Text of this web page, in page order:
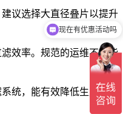
议选择大直径叠片以提升
效率。规范的运维不仅能
统，能有效降低生产风
可以介绍下你们的产品么
现在有优惠活动吗